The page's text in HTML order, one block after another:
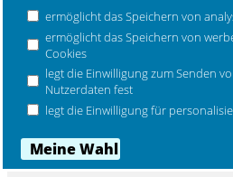
ermöglicht das Speichern von
ermöglicht das Speichern von
Cookies
legt die Einwilligung zum Senden
Nutzerdaten fest
legt die Einwilligung für
Material
Kunststoff, Buchenholzgriff.
Maße:
Ø 14 cm, Höhe 18,5 cm, Inhalt 1
Gehäuse bei Bedarf mit
lauwarm abwaschen.